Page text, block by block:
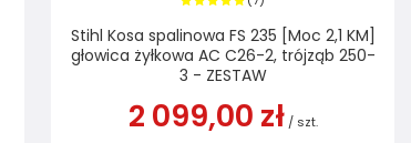
Stihl Kosa spalinowa FS 235 [Moc 2,1 KM]
głowica żyłkowa AC C26-2, trójząb 250-
3 - ZESTAW
2 099,00 zł / szt.